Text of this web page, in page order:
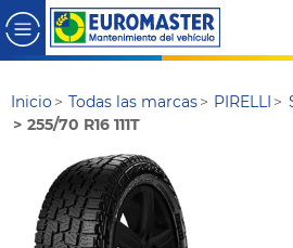
Inicio Todas las marcas PIRELLI
255/70 R16 111T